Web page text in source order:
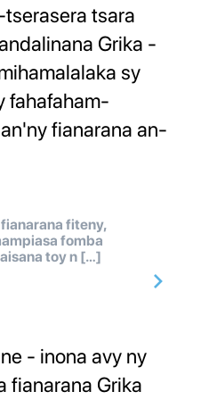
tsara
Grika -
sy
fahafaham-
fianarana an-
fiteny,
fomba
toy n […]
- inona avy ny
fianarana Grika